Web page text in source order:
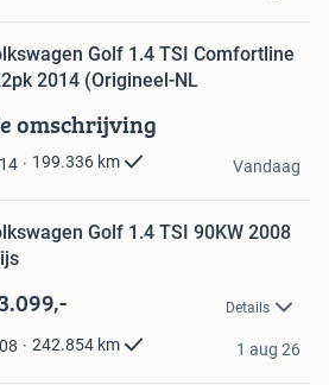
Golf 1.4 TSI Comfortline
2014 (Origineel-NL
omschrijving
199.336 km Vandaag
Golf 1.4 TSI 90KW 2008
Details
242.854 km 1 aug 26